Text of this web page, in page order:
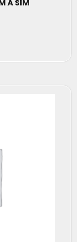
A SIM